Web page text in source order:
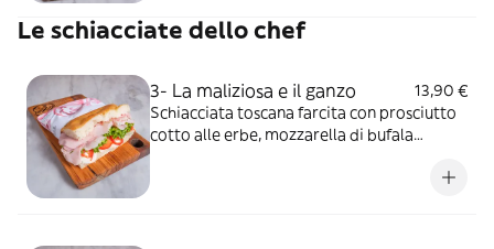
Le schiacciate dello chef
3- La maliziosa e il ganzo
13,90 €
Schiacciata toscana farcita con prosciutto
cotto alle erbe, mozzarella di bufala